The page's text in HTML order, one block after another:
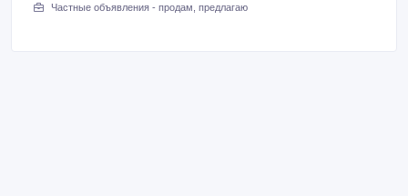
Частные объявления - продам, предлагаю